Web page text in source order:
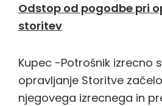
Odstop od pogodbe pri
storitev
Kupec -Potrošnik izrecno
opravljanje Storitve
njegovega izrecnega in